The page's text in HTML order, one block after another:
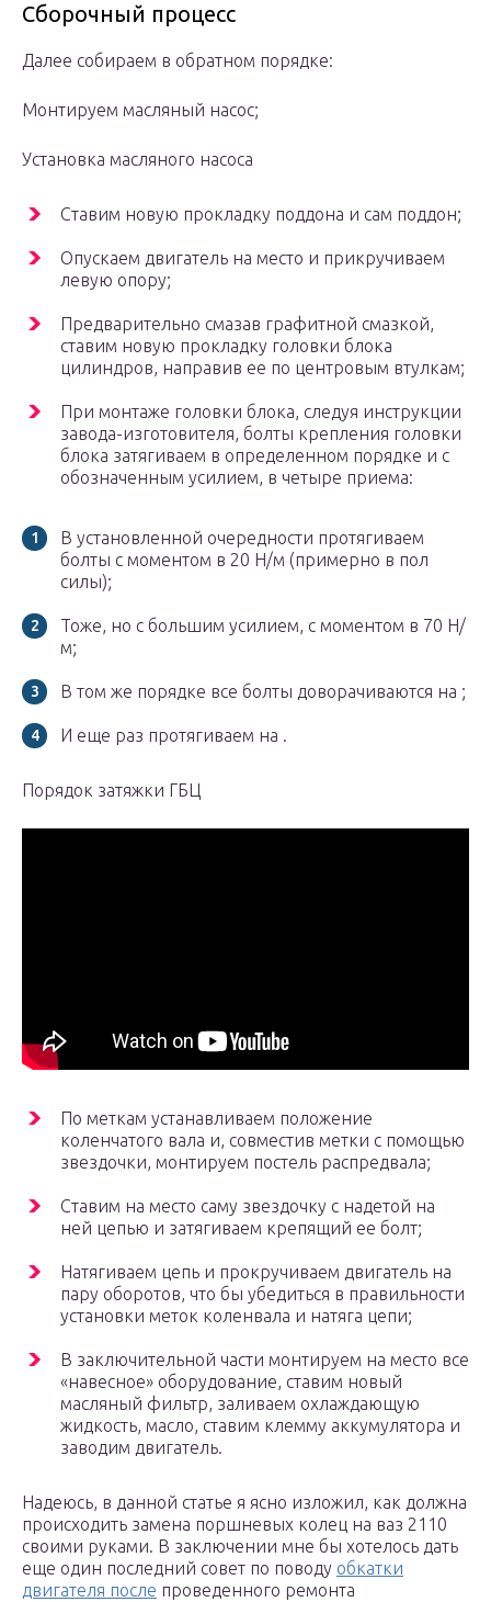
Сборочный процесс
Далее собираем в обратном порядке:
Монтируем масляный насос;
Установка масляного насоса
Ставим новую прокладку поддона и сам поддон;
Опускаем двигатель на место и прикручиваем
левую опору;
Предварительно смазав графитной смазкой,
ставим новую прокладку головки блока
цилиндров, направив ее по центровым втулкам;
При монтаже головки блока, следуя инструкции
завода-изготовителя, болты крепления головки
блока затягиваем в определенном порядке и с
обозначенным усилием, в четыре приема:
В установленной очередности протягиваем
болты с моментом в 20 Н/м (примерно в пол
силы);
Тоже, но с большим усилием, с моментом в 70 Н/
м;
В том же порядке все болты доворачиваются на ;
И еще раз протягиваем на .
Порядок затяжки ГБЦ
По меткам устанавливаем положение
коленчатого вала и, совместив метки с помощью
звездочки, монтируем постель распредвала;
Ставим на место саму звездочку с надетой на
ней цепью и затягиваем крепящий ее болт;
Натягиваем цепь и прокручиваем двигатель на
пару оборотов, что бы убедиться в правильности
установки меток коленвала и натяга цепи;
В заключительной части монтируем на место все
«навесное» оборудование, ставим новый
масляный фильтр, заливаем охлаждающую
жидкость, масло, ставим клемму аккумулятора и
заводим двигатель.
Надеюсь, в данной статье я ясно изложил, как должна
происходить замена поршневых колец на ваз 2110
своими руками. В заключении мне бы хотелось дать
еще один последний совет по поводу обкатки
двигателя после проведенного ремонта